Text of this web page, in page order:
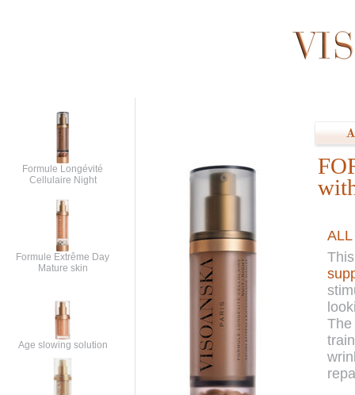
Formule Longévité
Cellulaire Night
Formule Extrême Day
Mature skin
Age slowing solution
The